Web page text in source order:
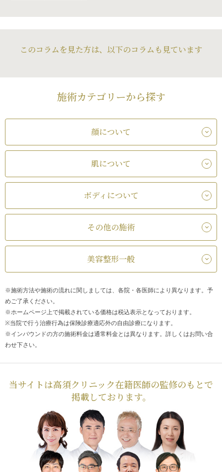
このコラムを見た方は、以下のコラムも見ています
施術カテゴリーから探す
顔について
肌について
ボディについて
その他の施術
美容整形一般
※施術方法や施術の流れに関しましては、各院・各医師により異なります。予
めご了承ください。
※ホームページ上で掲載されている価格は税込表示となっております。
※当院で行う治療行為は保険診療適応外の自由診療になります。
※インバウンドの方の施術料金は通常料金とは異なります。詳しくはお問い合
わせ下さい。
当サイトは高須クリニック在籍医師の監修のもとで
掲載しております。